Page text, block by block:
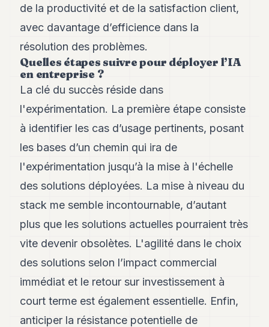
de la productivité et de la satisfaction client,
avec davantage d’efficience dans la
résolution des problèmes.
Quelles étapes suivre pour déployer l’IA
en entreprise ?
La clé du succès réside dans
l'expérimentation. La première étape consiste
à identifier les cas d’usage pertinents, posant
les bases d’un chemin qui ira de
l'expérimentation jusqu’à la mise à l'échelle
des solutions déployées. La mise à niveau du
stack me semble incontournable, d’autant
plus que les solutions actuelles pourraient très
vite devenir obsolètes. L'agilité dans le choix
des solutions selon l’impact commercial
immédiat et le retour sur investissement à
court terme est également essentielle. Enfin,
anticiper la résistance potentielle de